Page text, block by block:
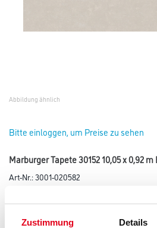
Zustimmung Details
Abbildung ähnlich
Bitte einloggen, um Preise zu sehen
Marburger Tapete 30152 10,05 x 0,92
Art-Nr.:3001-020582
Farbtonbezeichnung